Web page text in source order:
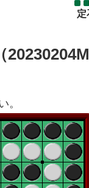
定
。